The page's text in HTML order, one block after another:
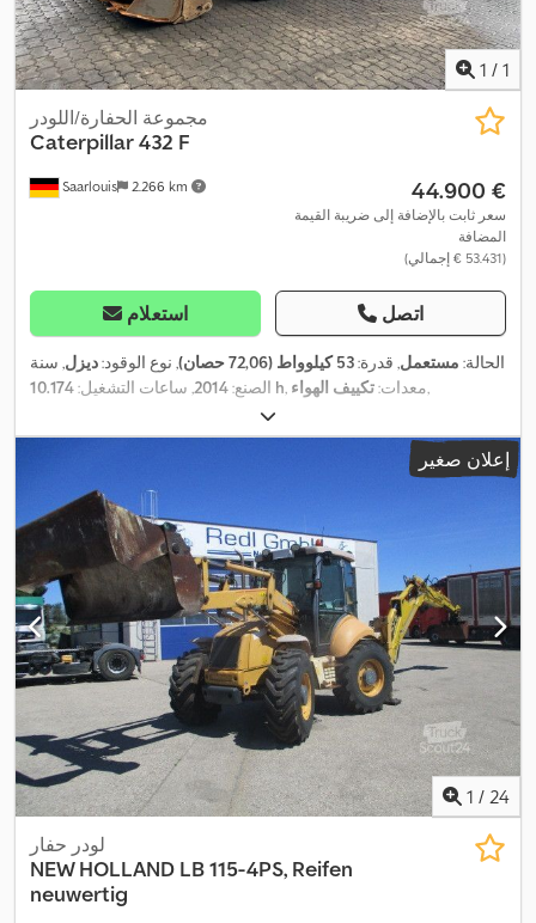
1 / 1
Saarlouis 2.266 km
مجموعة الحفارة/اللودر
Caterpillar432 F
‏44.900 €
سعر ثابت بالإضافة إلى ضريبة القيمة
المضافة
(‏53.431 € إجمالي)
استعلام اتصل
الحالة: مستعمل, قدرة:53 كيلوواط (72,06 حصان) , نوع الوقود:ديزل, سنة
الصنع:2014, ساعات التشغيل: 10.174 h , معدات:تكييف الهواء ,
إعلان صغير
1 / 24
لودر حفار
NEW HOLLAND LB 115-4PS, Reifen
neuwertig